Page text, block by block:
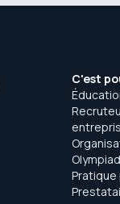
C'est
Pratique